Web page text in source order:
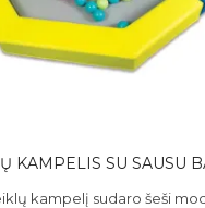
KAMPELIS SU SAUSU
kampelį sudaro šeši